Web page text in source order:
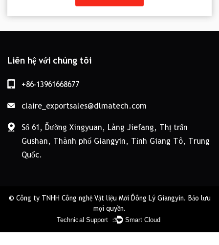
Liên hệ với chúng tôi
+86-13961668677
claire_exportsales@dlmatech.com
Số 61, Đường Xingyuan, Làng Jiefang, Thị trấn
Gushan, Thành phố Giangyin, Tỉnh Giang Tô, Trung
Quốc.
© Công ty TNHH Công nghệ Vật liệu Mới Đông Lý Giangyin. Bảo lưu
mọi quyền.
Technical Support ： Smart Cloud